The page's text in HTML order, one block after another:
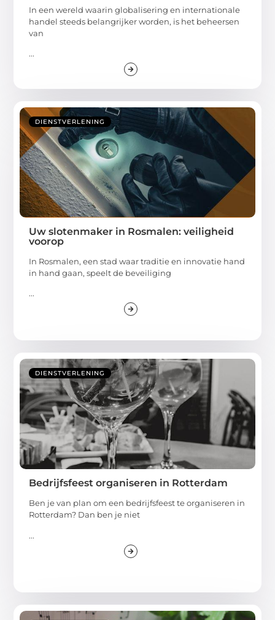
In een wereld waarin globalisering en internationale
handel steeds belangrijker worden, is het beheersen
van
...
DIENSTVERLENING
Uw slotenmaker in Rosmalen: veiligheid
voorop
In Rosmalen, een stad waar traditie en innovatie hand
in hand gaan, speelt de beveiliging
...
DIENSTVERLENING
Bedrijfsfeest organiseren in Rotterdam
Ben je van plan om een bedrijfsfeest te organiseren in
Rotterdam? Dan ben je niet
...